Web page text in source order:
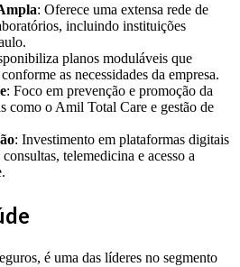
: Oferece uma extensa rede de
incluindo instituições
planos moduláveis que
as necessidades da empresa.
: Foco em prevenção e promoção da
como o Amil Total Care e gestão de
: Investimento em plataformas digitais
telemedicina e acesso a
é uma das líderes no segmento